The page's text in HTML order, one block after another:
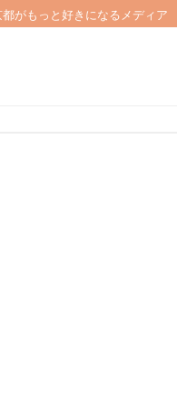
都がもっと好きになるメディア